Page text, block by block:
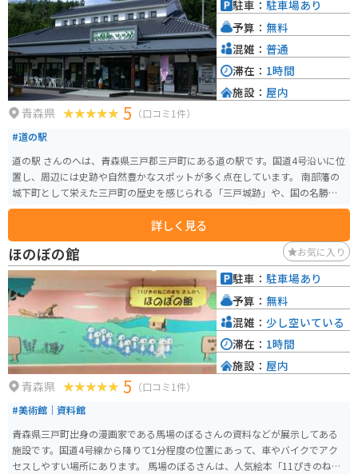
す。所々に無料駐車場や公共トイレが整備されているため、そちらで撮影活
動や休憩が取りやすいです。冬期間は除雪が不十分であったり、トイレの水
凍結防止のため、開放していない可能性が高いため、注意が必要です。 各広
域公園内の駐車場は平均で30台～40台程停められる広い駐車場が完備されて
います。駐車場があり、道路も広く、夏の避暑ツーリングにおすすめです。
青森県 5 （口コミ1件）
#道の駅
道の駅 さんのへは、青森県三戸郡三戸町にある道の駅です。国道4号沿いに位
置し、周辺には史跡や自然豊かなスポットが多く点在しています。 南部藩の
城下町として栄えた三戸町の歴史を感じられる「三戸城跡」や、国の名勝に
指定されている景勝地「奥入瀬渓流」へのアクセスも良好です。道の駅に
は、地元の特産品を販売するショップやレストランがあり、新鮮な野菜や果
物、加工品などを購入できます。特に、りんごやニンニクなど、青森県産の食
材を使った商品が人気です。 バイクで訪れる際は、道の駅の駐車場にバイク
専用のスペースが用意されているので安心です。周辺の道路は、奥入瀬渓流
など、景色が良いワインディングロードが多いので、ツーリングにも最適で
す。
詳しく見る
駐車： 駐車場あり
予算： 無料
混雑： 普通
滞在： 1時間
施設： 屋内
ほのぼの館 お気に入り
青森県 5 （口コミ1件）
#美術館｜資料館
青森県三戸町出身の漫画家である馬場のぼるさんの資料などが展示してある
施設です。国道4号線から降りて1分程度の位置にあって、車やバイクでアク
セスしやすい場所にあります。 馬場のぼるさんは、人気絵本「11ぴきのね
駐車： 駐車場あり
予算： 無料
混雑： 少し空いている
滞在： 1時間
施設： 屋内